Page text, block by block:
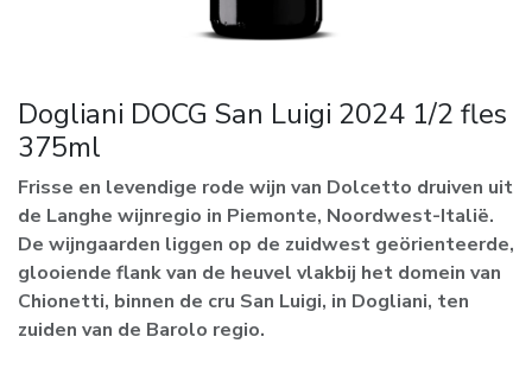
Dogliani DOCG San Luigi 2024 1/2 fles
375ml
Frisse en levendige rode wijn van Dolcetto druiven uit
de Langhe wijnregio in Piemonte, Noordwest-Italië.
De wijngaarden liggen op de zuidwest geörienteerde,
glooiende flank van de heuvel vlakbij het domein van
Chionetti, binnen de cru San Luigi, in Dogliani, ten
zuiden van de Barolo regio.